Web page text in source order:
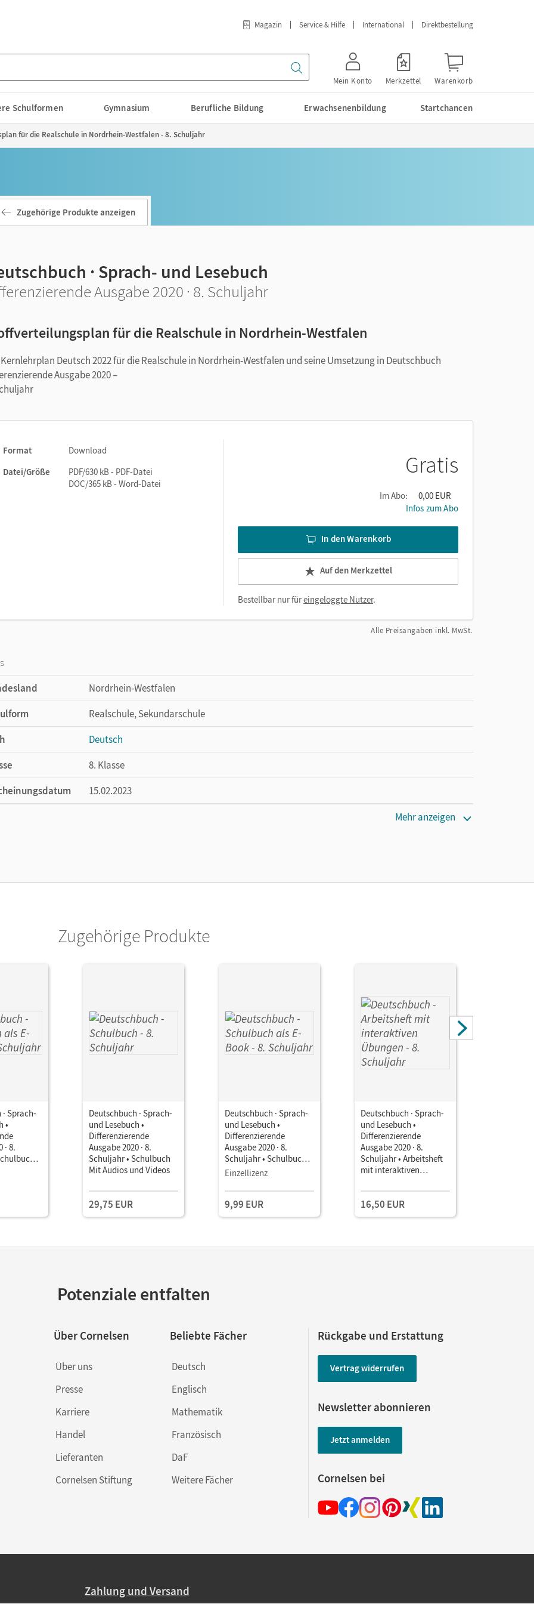
Magazin Service & Hilfe International Direktbestellung
Mein Konto Merkzettel Warenkorb
Schulformen Gymnasium Berufliche Bildung Erwachsenenbildung Startchancen
für die Realschule in Nordrhein-Westfalen - 8. Schuljahr
Zugehörige Produkte anzeigen
· Sprach- und Lesebuch
Ausgabe 2020 · 8. Schuljahr
für die Realschule in Nordrhein-Westfalen
Deutsch 2022 für die Realschule in Nordrhein-Westfalen und seine Umsetzung in Deutschbuch
Ausgabe 2020 –
Format
Download
Datei/Größe
PDF/630 kB - PDF-Datei
DOC/365 kB - Word-Datei
Gratis
Im Abo:
0,00 EUR
Infos zum Abo
In den Warenkorb
Auf den Merkzettel
Bestellbar nur füreingeloggte Nutzer.
Alle Preisangaben inkl. MwSt.
Nordrhein-Westfalen
Realschule, Sekundarschule
Deutsch
8. Klasse
15.02.2023
Mehr anzeigen
Zugehörige Produkte
Sprach-
•
· 8.
Deutschbuch · Sprach-
und Lesebuch •
Differenzierende
Ausgabe 2020 · 8.
Schuljahr • Schulbuch
Mit Audios und Videos
29,75 EUR
Deutschbuch · Sprach-
und Lesebuch •
Differenzierende
Ausgabe 2020 · 8.
Schuljahr • Schulbuch
als E-Book Mit Medien
Einzellizenz
9,99 EUR
Deutschbuch · Sprach-
und Lesebuch •
Differenzierende
Ausgabe 2020 · 8.
Schuljahr • Arbeitsheft
mit interaktiven
16,50 EUR
Potenziale entfalten
Über Cornelsen
Über uns
Presse
Karriere
Handel
Lieferanten
Cornelsen Stiftung
Beliebte Fächer
Deutsch
Englisch
Mathematik
Französisch
DaF
Weitere Fächer
Rückgabe und Erstattung
Vertrag widerrufen
Newsletter abonnieren
Jetzt anmelden
Cornelsen bei
Zahlung und Versand